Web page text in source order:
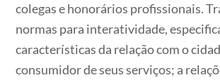
colegas e honorários profissionais.
normas para interatividade,
características da relação com o
consumidor de seus serviços; a